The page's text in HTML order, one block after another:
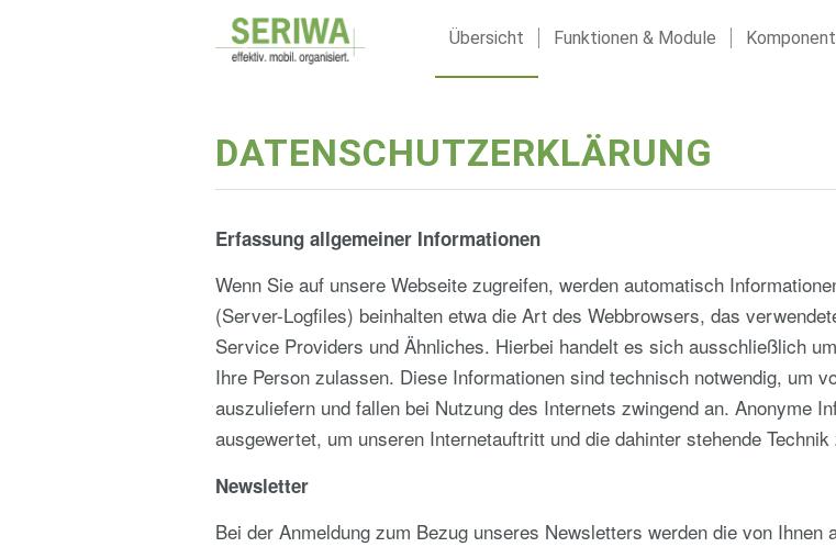
Übersicht Funktionen & Module
DATENSCHUTZERKLÄRUNG
Erfassung allgemeiner Informationen
Wenn Sie auf unsere Webseite zugreifen, werden automatisch
(Server-Logfiles) beinhalten etwa die Art des Webbrowsers, das
Service Providers und Ähnliches. Hierbei handelt es sich ausschließlich
Ihre Person zulassen. Diese Informationen sind technisch notwendig, um
auszuliefern und fallen bei Nutzung des Internets zwingend an. Anonyme
ausgewertet, um unseren Internetauftritt und die dahinter stehende
Newsletter
Bei der Anmeldung zum Bezug unseres Newsletters werden die von